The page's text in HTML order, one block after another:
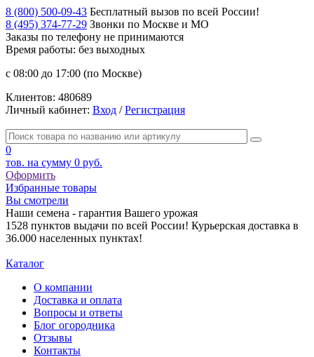
8 (800) 500-09-43 Бесплатный вызов по всей России!
8 (495) 374-77-29 Звонки по Москве и МО
Заказы по телефону не принимаются
Время работы: без выходных
с 08:00 до 17:00 (по Москве)
Клиентов: 480689
Личный кабинет: Вход /Регистрация
0
тов. на сумму 0 руб.
Оформить
Избранные товары
Вы смотрели
Наши семена - гарантия Вашего урожая
1528 пунктов выдачи по всей России! Курьерская доставка в
36.000 населенных пунктах!
Каталог
О компании
Доставка и оплата
Вопросы и ответы
Блог огородника
Отзывы
Контакты